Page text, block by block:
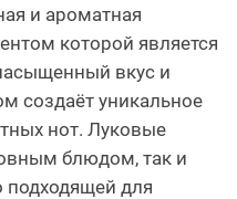
и ароматная
которой является
вкус и
создаёт уникальное
нот. Луковые
блюдом, так и
подходящей для